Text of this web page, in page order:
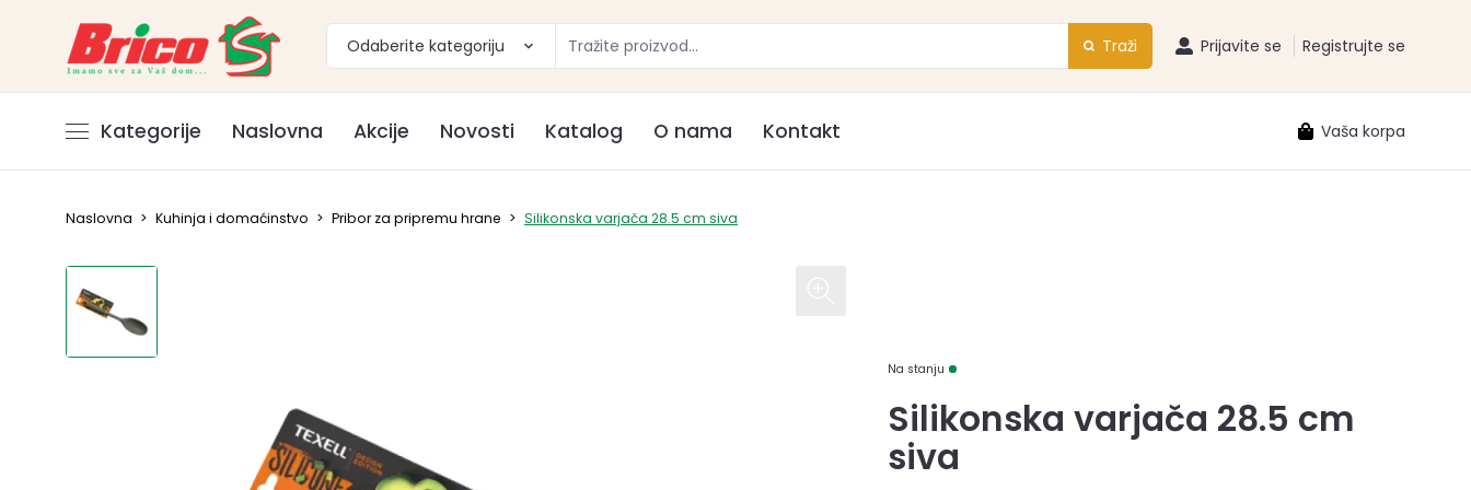
Odaberite kategoriju Traži Prijavite se Registrujte se
Kategorije Naslovna Akcije Novosti Katalog O nama Kontakt Vaša korpa
Naslovna > Kuhinja i domaćinstvo > Pribor za pripremu hrane > Silikonska varjača 28.5 cm siva
Na stanju
Silikonska varjača 28.5 cm
siva